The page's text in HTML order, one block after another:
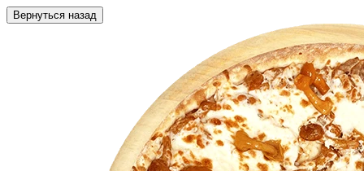
Вернуться назад